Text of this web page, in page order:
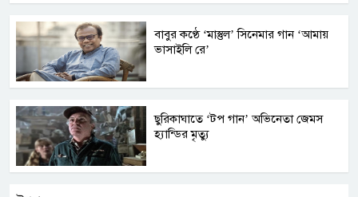
বাবুর কণ্ঠে ‘মাস্তুল’ সিনেমার গান ‘আমায়
ভাসাইলি রে’
ছুরিকাঘাতে ‘টপ গান’ অভিনেতা জেমস
হ্যান্ডির মৃত্যু